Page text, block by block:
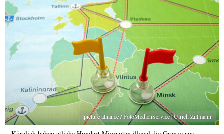
picture alliance / FotoMedienService | Ulrich Zillmann